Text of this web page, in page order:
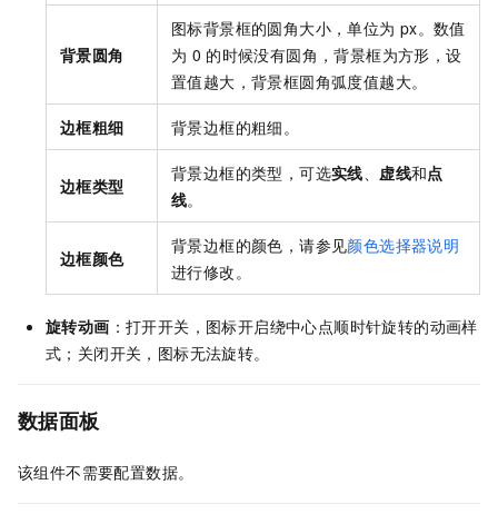
背景圆角
图标背景框的圆角大小，单位为 px。数值
为 0 的时候没有圆角，背景框为方形，设
置值越大，背景框圆角弧度值越大。
边框粗细 背景边框的粗细。
边框类型
背景边框的类型，可选实线、 虚线和点
线。
边框颜色
背景边框的颜色，请参见颜色选择器说明
进行修改。
旋转动画 ：打开开关，图标开启绕中心点顺时针旋转的动画样
式；关闭开关，图标无法旋转。
数据面板
该组件不需要配置数据。